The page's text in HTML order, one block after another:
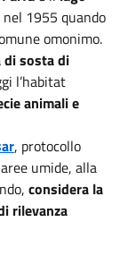
1955 quando
omonimo.
di sosta di
l’habitat
animali e
, protocollo
umide, alla
considera la
rilevanza